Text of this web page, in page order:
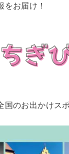
をお届け！
のお出かけス